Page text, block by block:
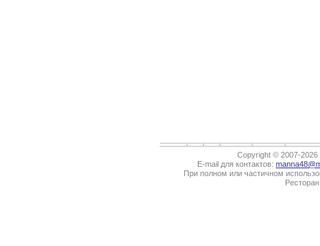
Copyright © 2007-
E-mail для контактов:
При полном или частичном